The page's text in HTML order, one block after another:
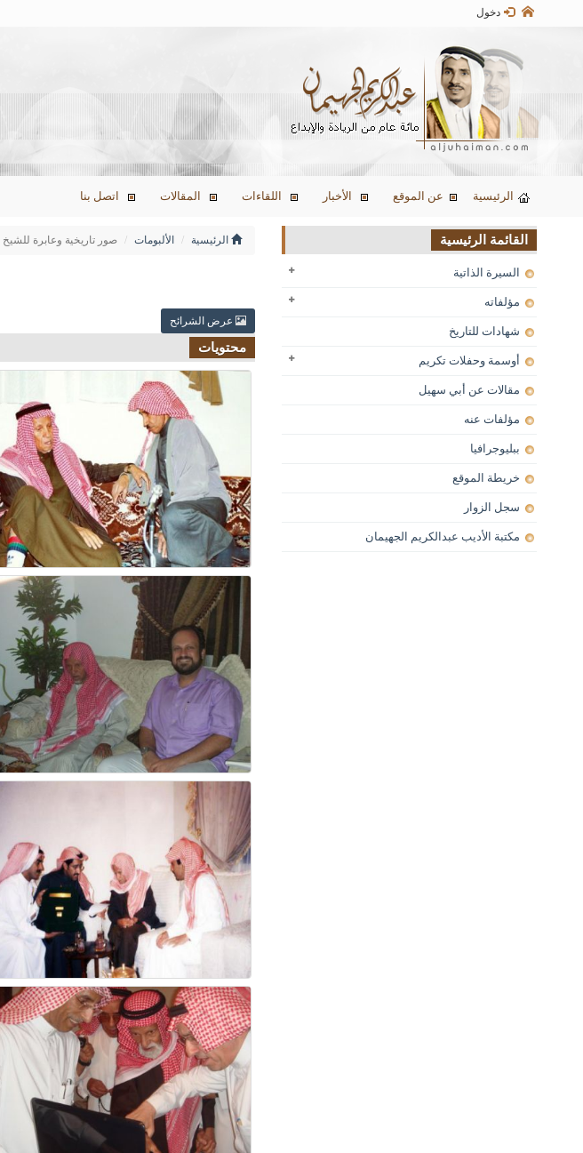
دخول
الرئيسية عن الموقع الأخبار اللقاءات المقالات اتصل بنا
القائمة الرئيسية
السيرة الذاتية
مؤلفاته
شهادات للتاريخ
أوسمة وحفلات تكريم
مقالات عن أبي سهيل
مؤلفات عنه
ببليوجرافيا
خريطة الموقع
سجل الزوار
مكتبة الأديب عبدالكريم الجهيمان
الرئيسية الألبومات صور تاريخية وعابرة للشيخ
عرض الشرائح
محتويات